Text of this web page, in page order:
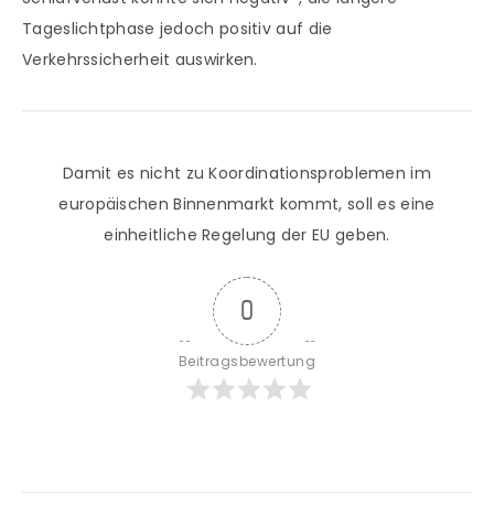
Tageslichtphase jedoch positiv auf die
Verkehrssicherheit auswirken.
Damit es nicht zu Koordinationsproblemen im
europäischen Binnenmarkt kommt, soll es eine
einheitliche Regelung der EU geben.
0
Beitragsbewertung